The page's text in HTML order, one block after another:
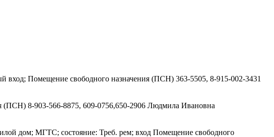
вход; Помещение свободного назначения (ПСН) 363-5505, 8-915-002-3431
(ПСН) 8-903-566-8875, 609-0756,650-2906 Людмила Ивановна
дом; МГТС; состояние: Треб. рем; вход Помещение свободного